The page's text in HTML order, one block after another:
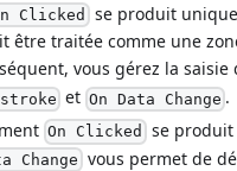
Clicked se produit
être traitée comme une
vous gérez la
et On Data Change .
On Clicked se produit
Change vous permet de